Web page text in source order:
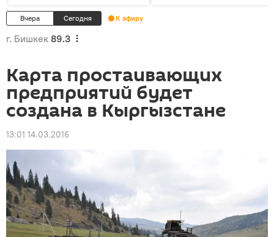
Вчера Сегодня К эфиру
г. Бишкек 89.3
Карта простаивающих
предприятий будет
создана в Кыргызстане
13:01 14.03.2016